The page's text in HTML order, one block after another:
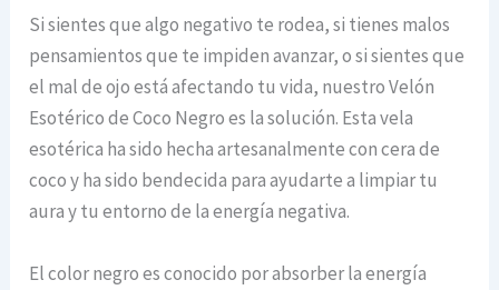
Si sientes que algo negativo te rodea, si tienes malos
pensamientos que te impiden avanzar, o si sientes que
el mal de ojo está afectando tu vida, nuestro Velón
Esotérico de Coco Negro es la solución. Esta vela
esotérica ha sido hecha artesanalmente con cera de
coco y ha sido bendecida para ayudarte a limpiar tu
aura y tu entorno de la energía negativa.
El color negro es conocido por absorber la energía